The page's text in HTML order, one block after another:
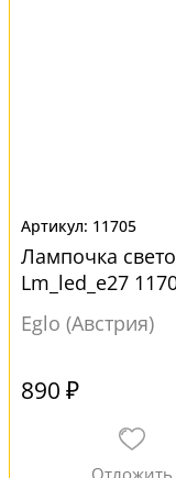
11705
Лампочка
Lm_led_e27
Eglo (Австрия)
890 ₽